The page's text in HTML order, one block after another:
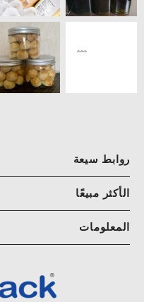
روابط سيعة
الأكثر مبيعًا
المعلومات